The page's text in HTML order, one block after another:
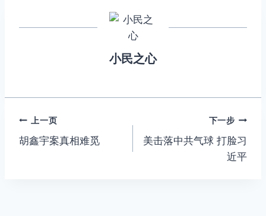
k
s
n
er
l
小民之心
文
章
上一页
胡鑫宇案真相难觅
下一步
美击落中共气球 打脸习
近平